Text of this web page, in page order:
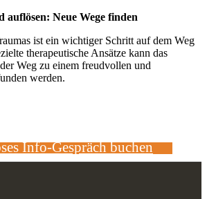
auflösen: Neue Wege finden
ist ein wichtiger Schritt auf dem Weg
therapeutische Ansätze kann das
Weg zu einem freudvollen und
werden.
Info-Gespräch buchen